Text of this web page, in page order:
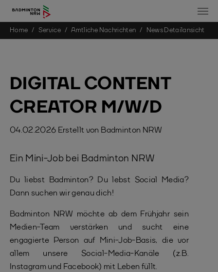
Skip to main content
You are here:
Home Service Amtliche Nachrichten News Detailansicht
DIGITAL CONTENT
CREATOR M/W/D
04.02.2026 Erstellt von Badminton NRW
Ein Mini-Job bei Badminton NRW
Du liebst Badminton? Du lebst Social Media?
Dann suchen wir genau dich!
Badminton NRW möchte ab dem Frühjahr sein
Medien-Team verstärken und sucht eine
engagierte Person auf Mini-Job-Basis, die vor
allem unsere Social-Media-Kanäle (z.B.
Instagram und Facebook) mit Leben füllt.